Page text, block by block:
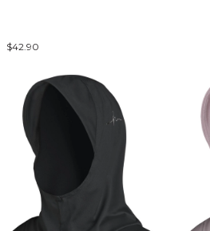
$42.90